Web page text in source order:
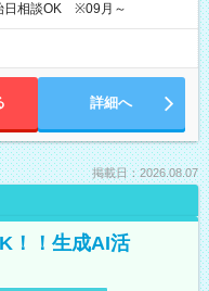
相談OK ※09月～
詳細へ
掲載日：2026.08.07
！！生成AI活